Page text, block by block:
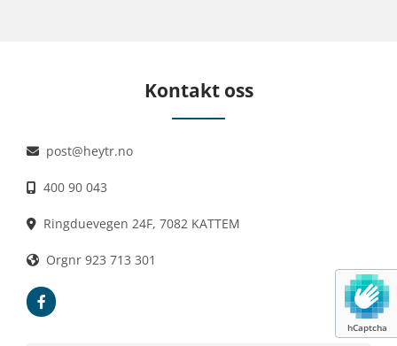
Kontakt oss
 post@heytr.no
 400 90 043
 Ringduevegen 24F, 7082 KATTEM
 Orgnr 923 713 301
hCaptcha